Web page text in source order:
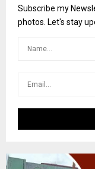
o
r
Subscribe my
photos. Let's stay